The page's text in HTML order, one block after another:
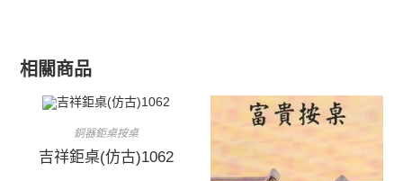
相關商品
銅器鉅桌按桌
吉祥鉅桌(仿古)1062